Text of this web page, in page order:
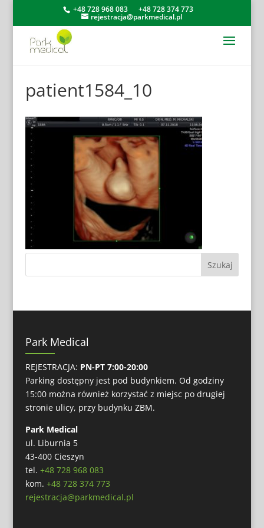
+48 728 968 083 +48 728 374 773
rejestracja@parkmedical.pl
patient1584_10
Park Medical
REJESTRACJA: PN-PT 7:00-20:00
Parking dostępny jest pod budynkiem. Od godziny
15:00 można również korzystać z miejsc po drugiej
stronie ulicy, przy budynku ZBM.
Park Medical
ul. Liburnia 5
43-400 Cieszyn
tel. +48 728 968 083
kom. +48 728 374 773
rejestracja@parkmedical.pl